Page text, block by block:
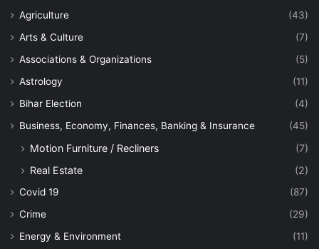
Agriculture
(43)
Arts & Culture
(7)
Associations & Organizations
(5)
Astrology
(11)
Bihar Election
(4)
Business, Economy, Finances, Banking & Insurance
(45)
Motion Furniture / Recliners
(7)
Real Estate
(2)
Covid 19
(87)
Crime
(29)
Energy & Environment
(11)